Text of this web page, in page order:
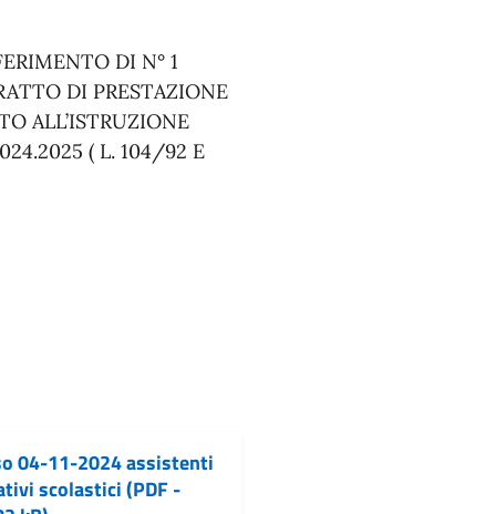
DI N° 1
DI PRESTAZIONE
ALL’ISTRUZIONE
( L. 104/92 E
04-11-2024 assistenti
scolastici (PDF -